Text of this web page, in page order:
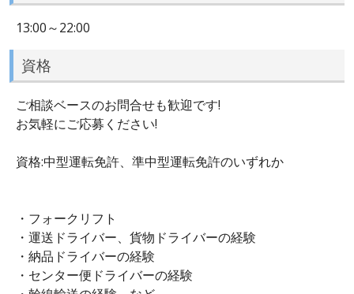
13:00～22:00
資格
ご相談ベースのお問合せも歓迎です!
お気軽にご応募ください!
資格:中型運転免許、準中型運転免許のいずれか
・フォークリフト
・運送ドライバー、貨物ドライバーの経験
・納品ドライバーの経験
・センター便ドライバーの経験